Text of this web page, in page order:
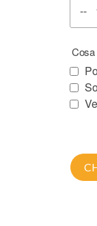
Cosa